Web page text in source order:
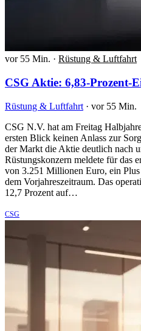
vor 55 Min. · Rüstung & Luftfahrt
CSG Aktie: 6,83-Prozent-
Rüstung & Luftfahrt · vor 55 Min.
CSG N.V. hat am Freitag
ersten Blick keinen Anlass zur
der Markt die Aktie deutlich nach
Rüstungskonzern meldete für das
von 3.251 Millionen Euro, ein
dem Vorjahreszeitraum. Das
12,7 Prozent auf…
CSG